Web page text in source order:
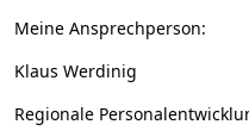
Meine Ansprechperson:
Klaus Werdinig
Regionale